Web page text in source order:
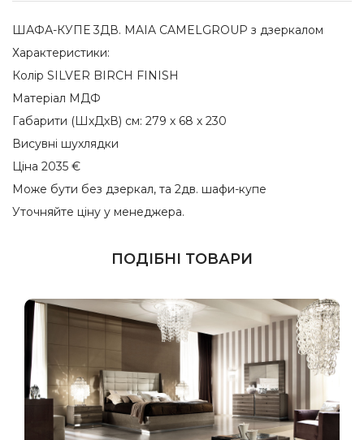
ШАФА-КУПЕ 3ДВ. MAIA CAMELGROUP з дзеркалом
Характеристики:
Колір SILVER BIRCH FINISH
Матеріал МДФ
Габарити (ШхДхВ) см: 279 х 68 х 230
Висувні шухлядки
Ціна 2035 €
Може бути без дзеркал, та 2дв. шафи-купе
Уточняйте ціну у менеджера.
ПОДІБНІ ТОВАРИ